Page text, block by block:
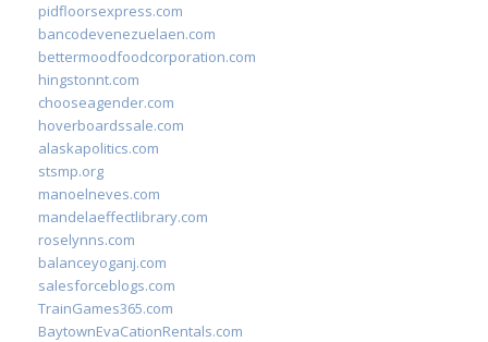
pidfloorsexpress.com
bancodevenezuelaen.com
bettermoodfoodcorporation.com
hingstonnt.com
chooseagender.com
hoverboardssale.com
alaskapolitics.com
stsmp.org
manoelneves.com
mandelaeffectlibrary.com
roselynns.com
balanceyoganj.com
salesforceblogs.com
TrainGames365.com
BaytownEvaCationRentals.com